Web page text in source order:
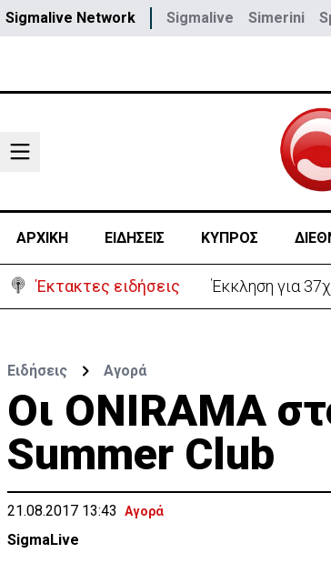
Sigmalive Network Sigmalive Simerini
ΑΡΧΙΚΗ ΕΙΔΗΣΕΙΣ ΚΥΠΡΟΣ
Έκτακτες ειδήσεις Γερμανία:
Ειδήσεις Αγορά
Οι ONIRAMA
Summer Club
21.08.2017 13:43 Αγορά
SigmaLive